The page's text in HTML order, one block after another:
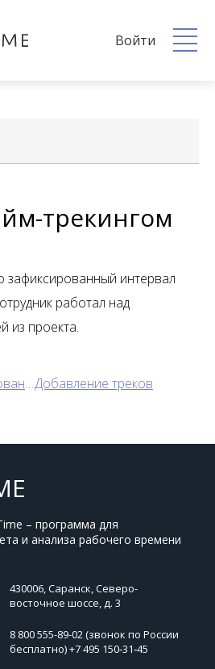
Войти
трекингом
зафиксированный интервал
работал над
из проекта.
Создание и редактирование проектовДобавление треков
– программа для
и анализа рабочего времени
430006, Саранск, Северо-
восточное шоссе, д. 3
8 800 555-89-02 (звонок по России
бесплатно) +7 495 150‑31‑45